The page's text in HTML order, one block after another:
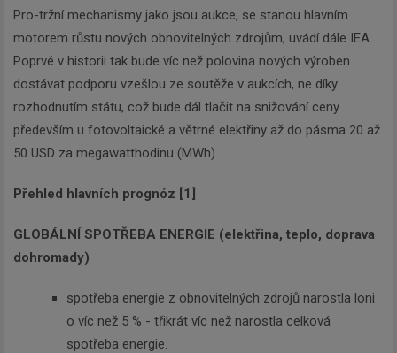
Pro-tržní mechanismy jako jsou aukce, se stanou hlavním
motorem růstu nových obnovitelných zdrojům, uvádí dále IEA.
Poprvé v historii tak bude víc než polovina nových výroben
dostávat podporu vzešlou ze soutěže v aukcích, ne díky
rozhodnutím státu, což bude dál tlačit na snižování ceny
především u fotovoltaické a větrné elektřiny až do pásma 20 až
50 USD za megawatthodinu (MWh).
Přehled hlavních prognóz [1]
GLOBÁLNÍ SPOTŘEBA ENERGIE (elektřina, teplo, doprava
dohromady)
spotřeba energie z obnovitelných zdrojů narostla loni
o víc než 5 % - třikrát víc než narostla celková
spotřeba energie.